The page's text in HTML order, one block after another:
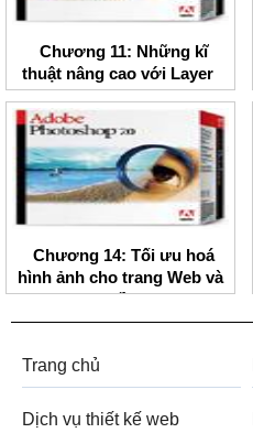
Chương 11: Những kĩ
thuật nâng cao với Layer
Chương 14: Tối ưu hoá
hình ảnh cho trang Web và
Bản đồ ảnh
Trang chủ
Dịch vụ thiết kế web